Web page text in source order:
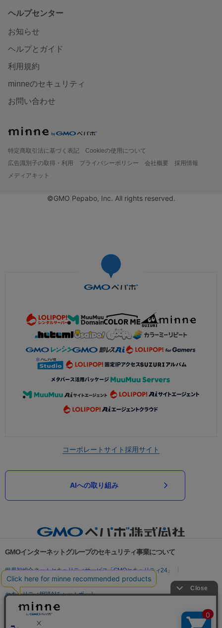
ヘルプセンター
お知らせ
ヘルプとガイド
利用規約
minneのセキュリティ
お問い合わせ
特定商取引法に基づく表記
Cookieの使用について
広告識別子の取得・利用
プライバシーポリシー 会社概要
採用情報
メディアキット
©GMO Pepabo, Inc. All rights reserved.
コーポレートサイト採用サイト
AIへの取り組み
GMOインターネットグループのセキュリティ事業について
世界初総合ネットセキュリティサービス「GMOセキュリティ24」
パスワード漏洩診断
Webサイトリスク診断
セキュリティ相談AIチャットボット
実在証明・盗聴対策